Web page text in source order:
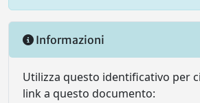
Informazioni
Utilizza questo identificativo per
link a questo documento: